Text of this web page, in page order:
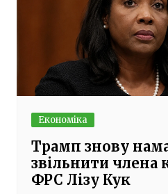
Економіка
Трамп знову
звільнити члена
ФРС Лізу Кук